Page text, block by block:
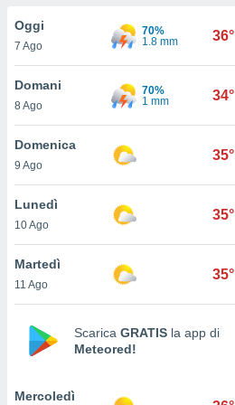
al sito
nostri
ci
di
un
la
di esso.
nella
Oggi
7 Ago
70%
1.8 mm
36°
Domani
8 Ago
70%
1 mm
34°
Domenica
9 Ago
35°
Lunedì
10 Ago
35°
Martedì
11 Ago
35°
Scarica GRATIS la app di
Meteored!
Mercoledì